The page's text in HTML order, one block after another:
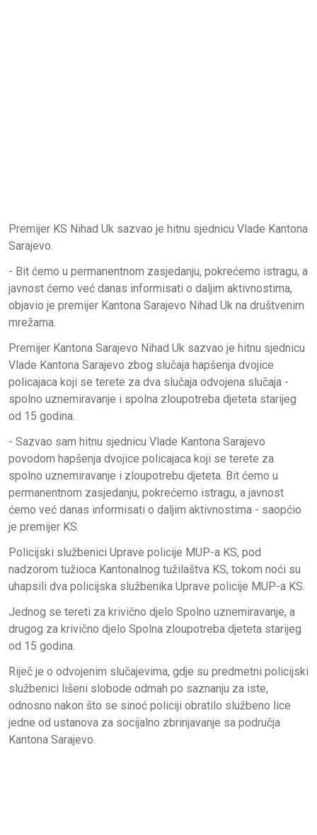
Premijer KS Nihad Uk sazvao je hitnu sjednicu Vlade Kantona
Sarajevo.
- Bit ćemo u permanentnom zasjedanju, pokrećemo istragu, a
javnost ćemo već danas informisati o daljim aktivnostima,
objavio je premijer Kantona Sarajevo Nihad Uk na društvenim
mrežama.
Premijer Kantona Sarajevo Nihad Uk sazvao je hitnu sjednicu
Vlade Kantona Sarajevo zbog slučaja hapšenja dvojice
policajaca koji se terete za dva slučaja odvojena slučaja -
spolno uznemiravanje i spolna zloupotreba djeteta starijeg
od 15 godina.
- Sazvao sam hitnu sjednicu Vlade Kantona Sarajevo
povodom hapšenja dvojice policajaca koji se terete za
spolno uznemiravanje i zloupotrebu djeteta. Bit ćemo u
permanentnom zasjedanju, pokrećemo istragu, a javnost
ćemo već danas informisati o daljim aktivnostima - saopćio
je premijer KS.
Policijski službenici Uprave policije MUP-a KS, pod
nadzorom tužioca Kantonalnog tužilaštva KS, tokom noći su
uhapsili dva policijska službenika Uprave policije MUP-a KS.
Jednog se tereti za krivično djelo Spolno uznemiravanje, a
drugog za krivično djelo Spolna zloupotreba djeteta starijeg
od 15 godina.
Riječ je o odvojenim slučajevima, gdje su predmetni policijski
službenici lišeni slobode odmah po saznanju za iste,
odnosno nakon što se sinoć policiji obratilo službeno lice
jedne od ustanova za socijalno zbrinjavanje sa područja
Kantona Sarajevo.